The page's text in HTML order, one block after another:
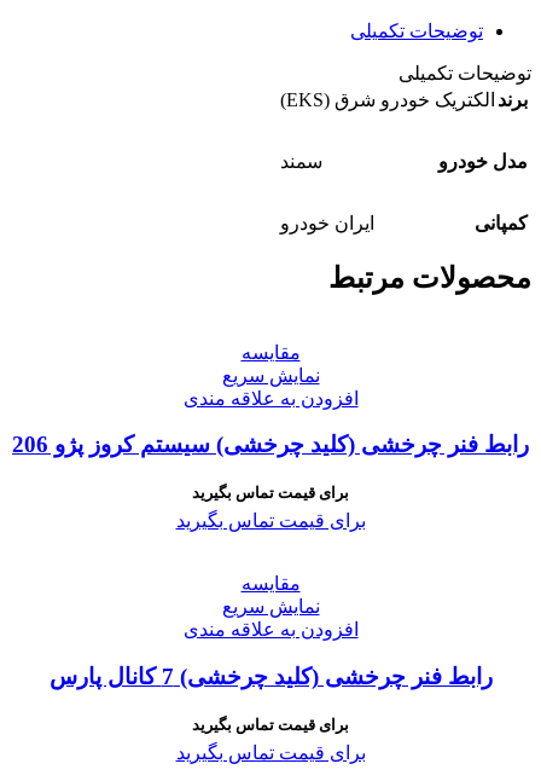
توضیحات تکمیلی
توضیحات تکمیلی
برند الکتریک خودرو شرق (EKS)
مدل خودرو سمند
کمپانی ایران خودرو
محصولات مرتبط
مقايسه
نمایش سریع
افزودن به علاقه مندی
رابط فنر چرخشی (کلید چرخشی) سیستم کروز پژو 206
برای قیمت تماس بگیرید
برای قیمت تماس بگیرید
مقايسه
نمایش سریع
افزودن به علاقه مندی
رابط فنر چرخشی (کلید چرخشی) 7 کانال پارس
برای قیمت تماس بگیرید
برای قیمت تماس بگیرید